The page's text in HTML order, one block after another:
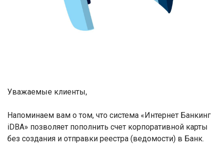
Уважаемые клиенты,
Напоминаем вам о том, что система «Интернет Банкинг
iDBA» позволяет пополнить счет корпоративной карты
без создания и отправки реестра (ведомости) в Банк.